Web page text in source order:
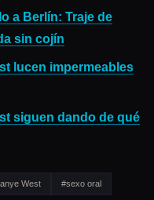
a Berlín: Traje de
sin cojín
lucen impermeables
siguen dando de qué
West #sexo oral